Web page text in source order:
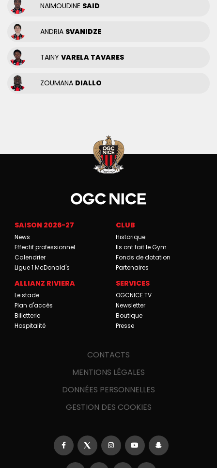
NAIMOUDINE SAID
ANDRIA SVANIDZE
TAINY VARELA TAVARES
ZOUMANA DIALLO
SAISON 2026-27
News
Effectif professionnel
Calendrier
Ligue 1 McDonald's
CLUB
Historique
Ils ont fait le Gym
Fonds de dotation
Partenaires
ALLIANZ RIVIERA
Le stade
Plan d'accès
Billetterie
Hospitalité
SERVICES
OGCNICE.TV
Newsletter
Boutique
Presse
CONTACTS
MENTIONS LÉGALES
DONNÉES PERSONNELLES
GESTION DES COOKIES